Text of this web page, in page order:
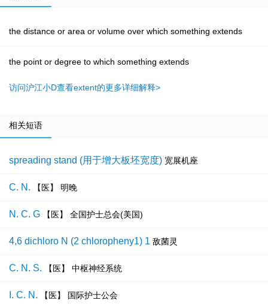
the distance or area or volume over which something extends
the point or degree to which something extends
访问沪江小D查看extent的更多详细解释>
相关短语
spreading stand (用于增大板坯宽度) 宽展机座
C. N. 【医】 明晚
N. C. G 【医】 全国护士总会(美国)
4,6 dichloro N (2 chloropheny1) 1 敌菌灵
C. N. S. 【医】 中枢神经系统
I. C. N. 【医】 国际护士公会